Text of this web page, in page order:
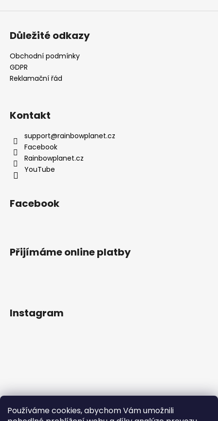
Používáme cookies, abychom Vám umožnili
Důležité odkazy
Obchodní podmínky
GDPR
Reklamační řád
Kontakt
support@rainbowplanet.cz
Facebook
Rainbowplanet.cz
YouTube
Facebook
Přijímáme online platby
Instagram